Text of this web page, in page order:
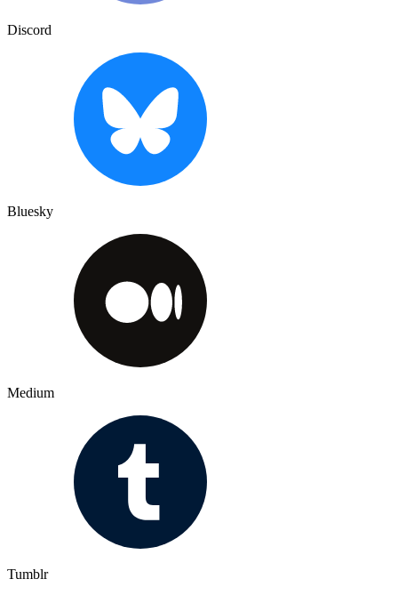
Discord
Bluesky
Medium
Tumblr